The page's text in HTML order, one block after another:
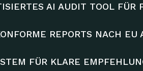
AI AUDIT TOOL FÜR
REPORTS NACH
FÜR KLARE